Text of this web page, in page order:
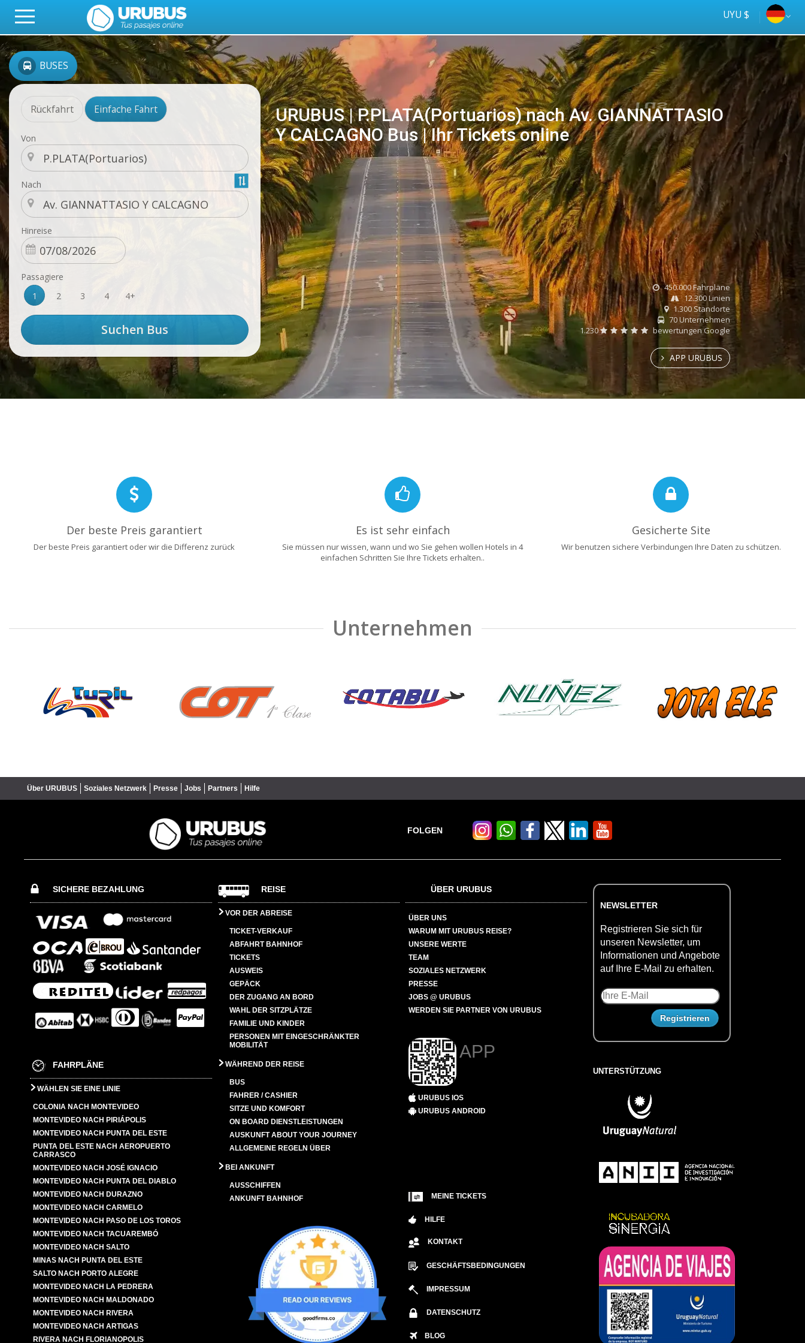
UYU $
BUSES
Rückfahrt Einfache Fahrt
Von
Nach
Hinreise
Passagiere
1
2 3 4 4+
URUBUS | P.PLATA(Portuarios) nach Av. GIANNATTASIO
Y CALCAGNO Bus | Ihr Tickets online
online
Tus
ómnibus
450.000 Fahrpläne
12.300 Linien
1.300 Standorte
70 Unternehmen
1.230
bewertungen Google
APP URUBUS
Der beste Preis garantiert
Der beste Preis garantiert oder wir die Differenz zurück
Es ist sehr einfach
Sie müssen nur wissen, wann und wo Sie gehen wollen Hotels in 4
einfachen Schritten Sie Ihre Tickets erhalten..
Gesicherte Site
Wir benutzen sichere Verbindungen Ihre Daten zu schützen.
Unternehmen
Über URUBUS Soziales Netzwerk Presse Jobs Partners Hilfe
FOLGEN
SICHERE BEZAHLUNG
FAHRPLÄNE
WÄHLEN SIE EINE LINIE
COLONIA NACH MONTEVIDEO
MONTEVIDEO NACH PIRIÁPOLIS
MONTEVIDEO NACH PUNTA DEL ESTE
PUNTA DEL ESTE NACH AEROPUERTO
CARRASCO
MONTEVIDEO NACH JOSÉ IGNACIO
MONTEVIDEO NACH PUNTA DEL DIABLO
MONTEVIDEO NACH DURAZNO
MONTEVIDEO NACH CARMELO
MONTEVIDEO NACH PASO DE LOS TOROS
MONTEVIDEO NACH TACUAREMBÓ
MONTEVIDEO NACH SALTO
MINAS NACH PUNTA DEL ESTE
SALTO NACH PORTO ALEGRE
MONTEVIDEO NACH LA PEDRERA
MONTEVIDEO NACH MALDONADO
MONTEVIDEO NACH RIVERA
MONTEVIDEO NACH ARTIGAS
RIVERA NACH FLORIANOPOLIS
REISE
VOR DER ABREISE
TICKET-VERKAUF
ABFAHRT BAHNHOF
TICKETS
AUSWEIS
GEPÄCK
DER ZUGANG AN BORD
WAHL DER SITZPLÄTZE
FAMILIE UND KINDER
PERSONEN MIT EINGESCHRÄNKTER
MOBILITÄT
WÄHREND DER REISE
BUS
FAHRER / CASHIER
SITZE UND KOMFORT
ON BOARD DIENSTLEISTUNGEN
AUSKUNFT ABOUT YOUR JOURNEY
ALLGEMEINE REGELN ÜBER
BEI ANKUNFT
AUSSCHIFFEN
ANKUNFT BAHNHOF
ÜBER URUBUS
ÜBER UNS
WARUM MIT URUBUS REISE?
UNSERE WERTE
TEAM
SOZIALES NETZWERK
PRESSE
JOBS @ URUBUS
WERDEN SIE PARTNER VON URUBUS
APP
URUBUS IOS
URUBUS ANDROID
MEINE TICKETS
HILFE
KONTAKT
GESCHÄFTSBEDINGUNGEN
IMPRESSUM
DATENSCHUTZ
BLOG
NEWSLETTER
Registrieren Sie sich für
unseren Newsletter, um
Informationen und Angebote
auf Ihre E-Mail zu erhalten.
UNTERSTÜTZUNG